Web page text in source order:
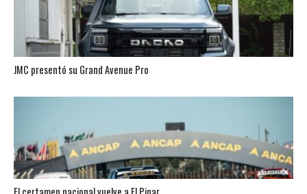
JMC presentó su Grand Avenue Pro